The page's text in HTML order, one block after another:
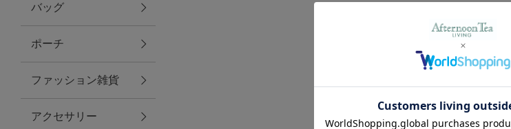
グリーン
バス＆ビューティー
バス＆ビューティー
タオル
バッグ
ポーチ
ファッション雑貨
アクセサリー